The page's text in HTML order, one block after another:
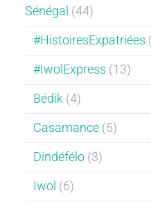
Sénégal (44)
#HistoiresExpatriées
#IwolExpress (13)
Bédik (4)
Casamance (5)
Dindéfélo (3)
Iwol (6)